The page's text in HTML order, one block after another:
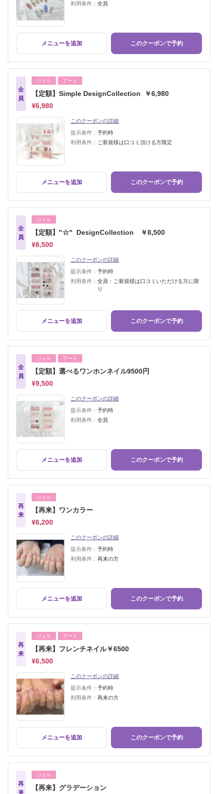
利用条件： 全員
メニューを追加 このクーポンで予約
全
員
ジェル アート
【定額】Simple DesignCollection ￥6,980
¥6,980
このクーポンの詳細
提示条件： 予約時
利用条件： ご新規様は口コミ頂ける方限定
メニューを追加 このクーポンで予約
全
員
ジェル
【定額】"☆" DesignCollection ￥8,500
¥8,500
このクーポンの詳細
提示条件： 予約時
利用条件： 全員：ご新規様は口コミいただける方に限
り
メニューを追加 このクーポンで予約
全
員
ジェル アート
【定額】選べるワンホンネイル9500円
¥9,500
このクーポンの詳細
提示条件： 予約時
利用条件： 全員
メニューを追加 このクーポンで予約
再
来
ジェル
【再来】ワンカラー
¥6,200
このクーポンの詳細
提示条件： 予約時
利用条件： 再来の方
メニューを追加 このクーポンで予約
再
来
ジェル アート
【再来】フレンチネイル￥6500
¥6,500
このクーポンの詳細
提示条件： 予約時
利用条件： 再来の方
メニューを追加 このクーポンで予約
再
来
ジェル
【再来】グラデーション